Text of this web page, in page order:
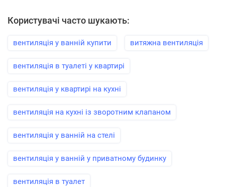
Користувачі часто шукають:
вентиляція у ванній купити витяжна вентиляція
вентиляція в туалеті у квартирі
вентиляція у квартирі на кухні
вентиляція на кухні із зворотним клапаном
вентиляція у ванній на стелі
вентиляція у ванній у приватному будинку
вентиляція в туалет